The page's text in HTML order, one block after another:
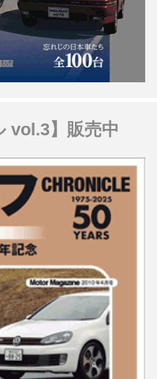
vol.3】販売中